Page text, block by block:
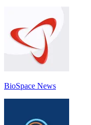
BioSpace News